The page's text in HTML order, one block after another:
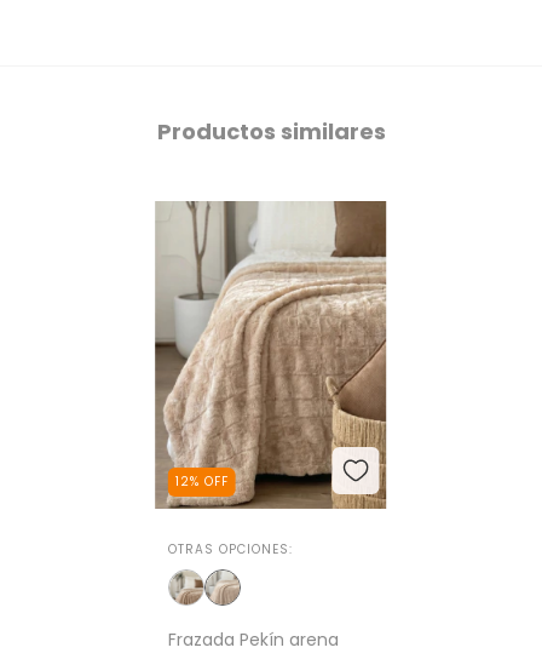
Productos similares
12% OFF
OTRAS OPCIONES:
Frazada Pekín arena